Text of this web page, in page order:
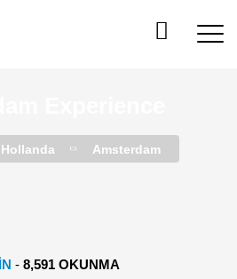
Hollanda Amsterdam
- 8,591 OKUNMA